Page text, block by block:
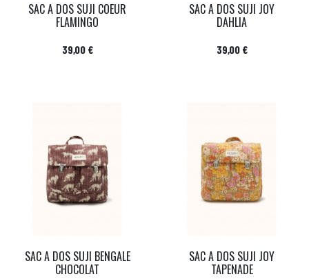
SAC A DOS SUJI COEUR
FLAMINGO
Prix
39,00 €
SAC A DOS SUJI JOY
DAHLIA
Prix
39,00 €
SAC A DOS SUJI BENGALE
CHOCOLAT
SAC A DOS SUJI JOY
TAPENADE